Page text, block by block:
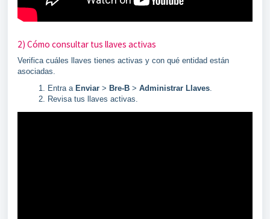
2) Cómo consultar tus llaves activas
Verifica cuáles llaves tienes activas y con qué entidad están
asociadas.
Entra a Enviar > Bre-B > Administrar Llaves
Revisa tus llaves activas.